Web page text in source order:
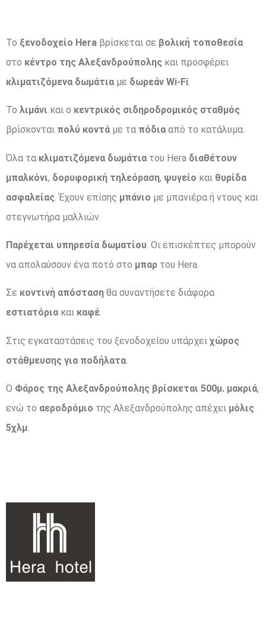
Το ξενοδοχείο Hera βρίσκεται σε βολική τοποθεσία
στο κέντρο της Αλεξανδρούπολης και προσφέρει
κλιματιζόμενα δωμάτια με δωρεάν Wi-Fi.
Το λιμάνι και ο κεντρικός σιδηροδρομικός σταθμός
βρίσκονται πολύ κοντά με τα πόδια από το κατάλυμα.
Όλα τα κλιματιζόμενα δωμάτια του Hera διαθέτουν
μπαλκόνι, δορυφορική τηλεόραση, ψυγείο και θυρίδα
ασφαλείας . Έχουν επίσης μπάνιο με μπανιέρα ή ντους και
στεγνωτήρα μαλλιών.
Παρέχεται υπηρεσία δωματίου. Οι επισκέπτες μπορούν
να απολαύσουν ένα ποτό στο μπαρ του Hera.
Σε κοντινή απόσταση θα συναντήσετε διάφορα
εστιατόρια και καφέ.
Στις εγκαταστάσεις του ξενοδοχείου υπάρχει χώρος
στάθμευσης για ποδήλατα.
Ο Φάρος της Αλεξανδρούπολης βρίσκεται 500μ. μακριά,
ενώ το αεροδρόμιο της Αλεξανδρούπολης απέχει μόλις
5χλμ.